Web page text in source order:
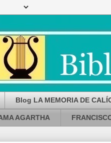
Blog LA MEMORIA DE
AGARTHA